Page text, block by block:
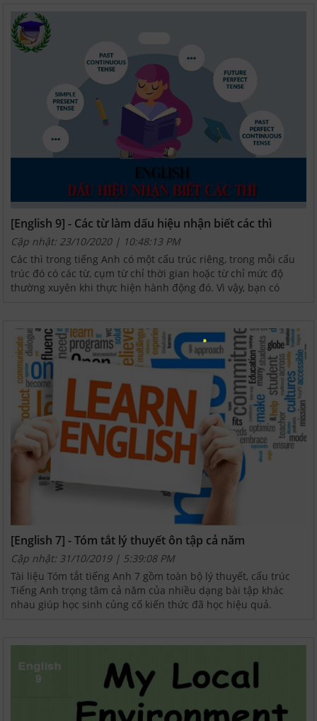
[English 9] - Các từ làm dấu hiệu nhận biết các thì
Cập nhật: 23/10/2020 | 10:48:13 PM
Các thì trong tiếng Anh có một cấu trúc riêng, trong mỗi cấu
trúc đó có các từ, cụm từ chỉ thời gian hoặc từ chỉ mức độ
thường xuyên khi thực hiện hành động đó. Vì vậy, bạn có
[English 7] - Tóm tắt lý thuyết ôn tập cả năm
Cập nhật: 31/10/2019 | 5:39:08 PM
Tài liệu Tóm tắt tiếng Anh 7 gồm toàn bộ lý thuyết, cấu trúc
Tiếng Anh trọng tâm cả năm của nhiều dạng bài tập khác
nhau giúp học sinh củng cố kiến thức đã học hiệu quả.